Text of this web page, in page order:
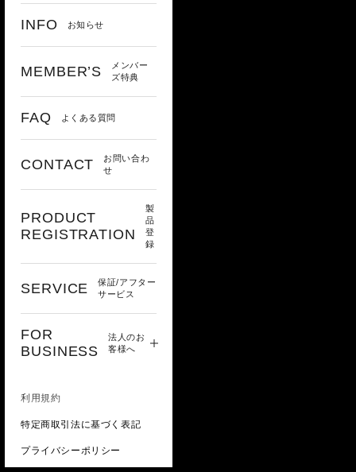
INFO お知らせ
MEMBER’S
メンバー
ズ特典
FAQ よくある質問
CONTACT
お問い合わ
せ
PRODUCT
REGISTRATION
製
品
登
録
SERVICE
保証/アフター
サービス
FOR
BUSINESS
法人のお
客様へ
利用規約
特定商取引法に基づく表記
プライバシーポリシー